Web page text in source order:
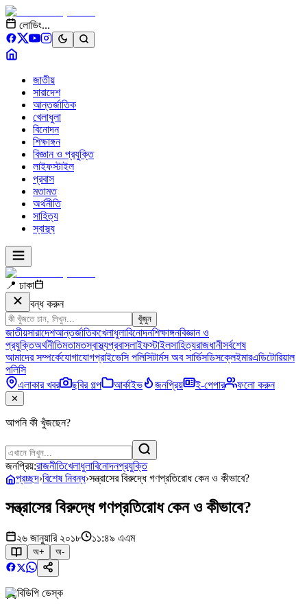
লোডিং...
জাতীয়
সারাদেশ
আন্তর্জাতিক
খেলাধুলা
বিনোদন
শিক্ষাঙ্গন
বিজ্ঞান ও প্রযুক্তি
লাইফস্টাইল
প্রবাস
মতামত
অর্থনীতি
সাহিত্য
স্বাস্থ্য
📍 ঢাকা
বন্ধ করুন
খুঁজুন
জাতীয়সারাদেশআন্তর্জাতিকখেলাধুলাবিনোদনশিক্ষাঙ্গনবিজ্ঞান ও
প্রযুক্তিঅর্থনীতিমতামতস্বাস্থ্যপ্রবাসলাইফস্টাইলসাহিত্যরাজধানীসর্বশেষ
আমাদের সম্পর্কেযোগাযোগপ্রাইভেসি পলিসিটার্মস অব সার্ভিসডিসক্লেইমারএডিটোরিয়াল
পলিসি
এলাকার খবর
ছবির গল্প আর্কাইভ জনপ্রিয় ই-পেপার ফলো করুন
✕
আপনি কী খুঁজছেন?
জনপ্রিয়:রাজনীতিখেলাধুলাবিনোদনপ্রযুক্তি
প্রচ্ছদ›বিশেষ নিবন্ধ›সন্ত্রাসের বিরুদ্ধে গণপ্রতিরোধ কেন ও কীভাবে?
সন্ত্রাসের বিরুদ্ধে গণপ্রতিরোধ কেন ও কীভাবে?
২৬ জানুয়ারি ২০১৮ ১১:৪৯ এএম
অ+ অ-
বিডিপি ডেস্ক